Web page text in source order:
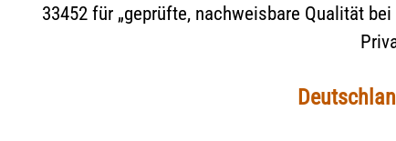
33452 für „geprüfte, nachweisbare Qualität